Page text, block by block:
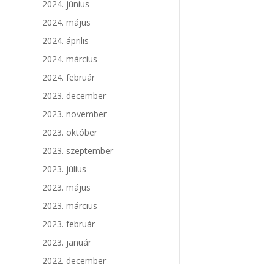
2024. június
2024. május
2024. április
2024. március
2024. február
2023. december
2023. november
2023. október
2023. szeptember
2023. július
2023. május
2023. március
2023. február
2023. január
2022. december